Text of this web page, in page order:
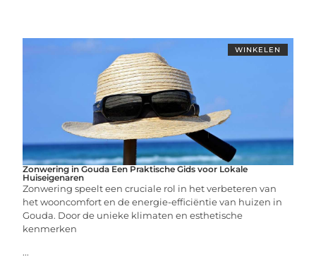
WINKELEN
Zonwering in Gouda Een Praktische Gids voor Lokale
Huiseigenaren
Zonwering speelt een cruciale rol in het verbeteren van
het wooncomfort en de energie-efficiëntie van huizen in
Gouda. Door de unieke klimaten en esthetische
kenmerken
...